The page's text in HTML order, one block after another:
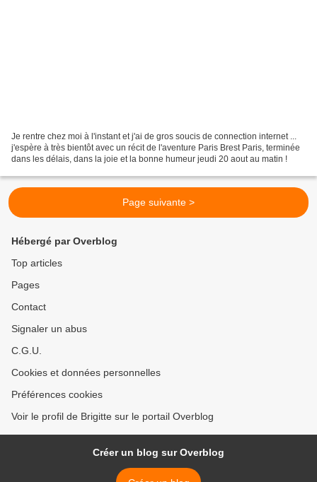
Je rentre chez moi à l'instant et j'ai de gros soucis de connection internet ...
j'espère à très bientôt avec un récit de l'aventure Paris Brest Paris, terminée
dans les délais, dans la joie et la bonne humeur jeudi 20 aout au matin !
Page suivante >
Hébergé par Overblog
Top articles
Pages
Contact
Signaler un abus
C.G.U.
Cookies et données personnelles
Préférences cookies
Voir le profil de Brigitte sur le portail Overblog
Créer un blog sur Overblog